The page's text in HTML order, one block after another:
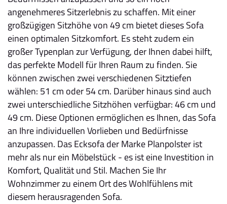
angenehmeres Sitzerlebnis zu schaffen. Mit einer
großzügigen Sitzhöhe von 49 cm bietet dieses Sofa
einen optimalen Sitzkomfort. Es steht zudem ein
großer Typenplan zur Verfügung, der Ihnen dabei hilft,
das perfekte Modell für Ihren Raum zu finden. Sie
können zwischen zwei verschiedenen Sitztiefen
wählen: 51 cm oder 54 cm. Darüber hinaus sind auch
zwei unterschiedliche Sitzhöhen verfügbar: 46 cm und
49 cm. Diese Optionen ermöglichen es Ihnen, das Sofa
an Ihre individuellen Vorlieben und Bedürfnisse
anzupassen. Das Ecksofa der Marke Planpolster ist
mehr als nur ein Möbelstück - es ist eine Investition in
Komfort, Qualität und Stil. Machen Sie Ihr
Wohnzimmer zu einem Ort des Wohlfühlens mit
diesem herausragenden Sofa.